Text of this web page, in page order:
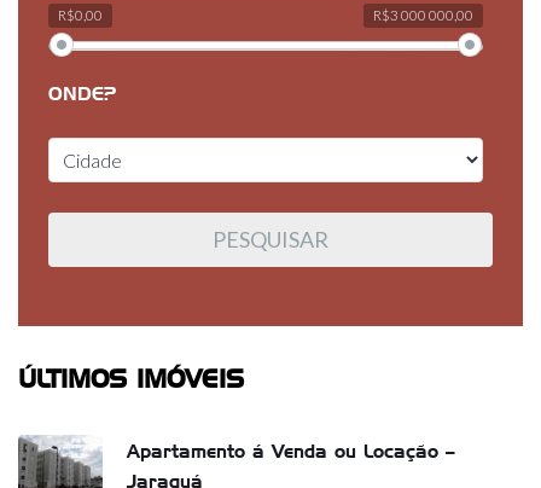
R$0,00 R$3 000 000,00
ONDE?
ÚLTIMOS IMÓVEIS
Apartamento á Venda ou Locação –
Jaraguá